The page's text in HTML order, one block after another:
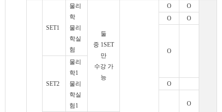
SET1
물리
학
물리
학실
험
둘
중 1SET
만
수강 가
능
O
O
O
O
O
SET2
물리
학1
물리
학실
험 1
O
O